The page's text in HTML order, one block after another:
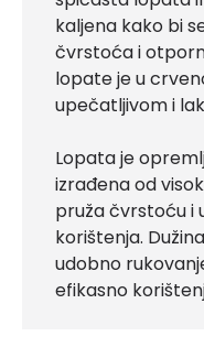
kaljena kako bi
čvrstoća i
lopate je u
upečatljivom i
Lopata je
izrađena od
pruža čvrstoću i
korištenja.
udobno
efikasno